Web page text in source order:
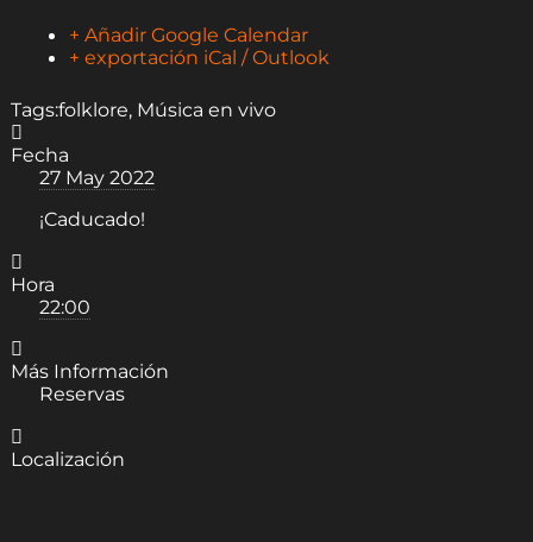
+ Añadir Google Calendar
+ exportación iCal / Outlook
Tags:folklore, Música en vivo
Fecha
27 May 2022
¡Caducado!
Hora
22:00
Más Información
Reservas
Localización